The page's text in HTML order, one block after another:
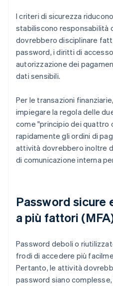
I criteri di sicurezza
stabiliscono responsabilità
dovrebbero disciplinare
password, i diritti di
autorizzazione dei
dati sensibili.
Per le transazioni
impiegare la regola delle
come "principio dei quattro
rapidamente gli ordini di
attività dovrebbero inoltre
di comunicazione interna
Password sicure
a più fattori
Password deboli o
frodi di accedere più
Pertanto, le attività
password siano